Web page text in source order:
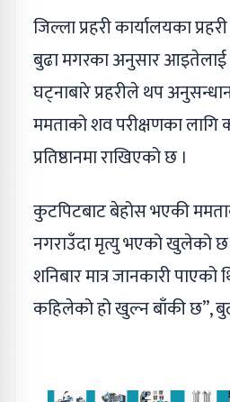
जिल्ला प्रहरी कार्यालयका
बुढा मगरका अनुसार आइतेलाई
घट्नाबारे प्रहरीले थप
ममताको शव परीक्षणका लागि
प्रतिष्ठानमा राखिएको छ ।
कुटपिटबाट बेहोस भएकी
नगराउँदा मृत्यु भएको खुलेको छ
शनिबार मात्र जानकारी पाएको
कहिलेको हो खुल्न बाँकी छ”,